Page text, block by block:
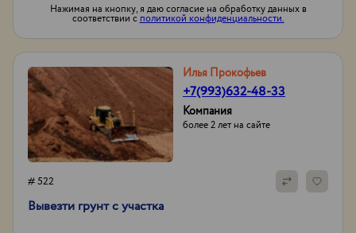
Нажимая на кнопку, я даю согласие на обработку данных в
соответствии с политикой конфиденциальности.
Илья Прокофьев
+7(993)632-48-33
Компания
более 2 лет на сайте
# 522
Вывезти грунт с участка